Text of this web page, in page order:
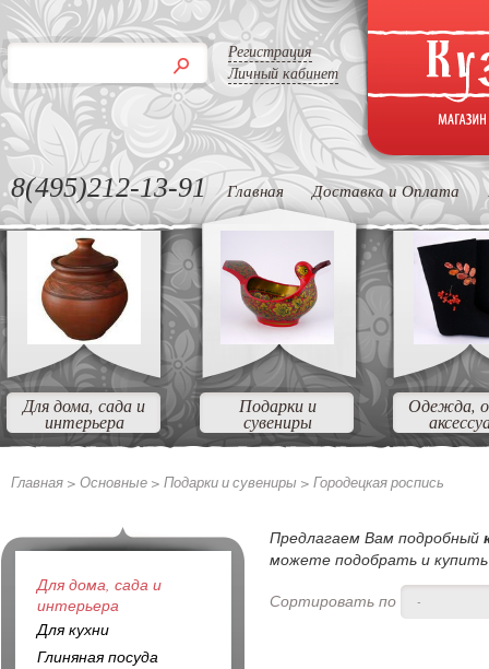
Регистрация
Личный кабинет
8(495)212-13-91 Главная Доставка и Оплата
Для дома, сада и
интерьера
Подарки и
сувениры
Одежда,
Главная > Основные > Подарки и сувениры > Городецкая роспись
Предлагаем Вам подробный
можете подобрать и купить
Сортировать по
-
Для дома, сада и
интерьера
Для кухни
Глиняная посуда